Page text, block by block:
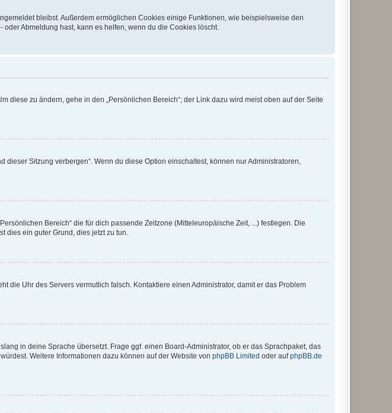
bleibst. Außerdem ermöglichen Cookies einige Funktionen, wie beispielsweise den
oder Abmeldung hast, kann es helfen, wenn du die Cookies löscht.
zu ändern, gehe in den „Persönlichen Bereich“; der Link dazu wird meist oben auf der Seite
Sitzung verbergen“. Wenn du diese Option einschaltest, können nur Administratoren,
Bereich“ die für dich passende Zeitzone (Mitteleuropäische Zeit, ...) festlegen. Die
dies ein guter Grund, dies jetzt zu tun.
die Uhr des Servers vermutlich falsch. Kontaktiere einen Administrator, damit er das Problem
in deine Sprache übersetzt. Frage ggf. einen Board-Administrator, ob er das Sprachpaket, das
Weitere Informationen dazu können auf der Website von phpBB Limited oder aufphpBB.de